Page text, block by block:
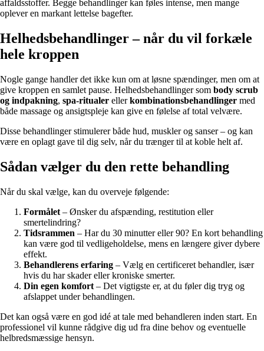
affaldsstoffer. Begge behandlinger kan føles intense, men mange
oplever en markant lettelse bagefter.
Helhedsbehandlinger – når du vil forkæle
hele kroppen
Nogle gange handler det ikke kun om at løsne spændinger, men om at
give kroppen en samlet pause. Helhedsbehandlinger som body scrub
og indpakning, spa-ritualer ellerkombinationsbehandlinger med
både massage og ansigtspleje kan give en følelse af total velvære.
Disse behandlinger stimulerer både hud, muskler og sanser – og kan
være en oplagt gave til dig selv, når du trænger til at koble helt af.
Sådan vælger du den rette behandling
Når du skal vælge, kan du overveje følgende:
Formålet – Ønsker du afspænding, restitution eller
smertelindring?
Tidsrammen – Har du 30 minutter eller 90? En kort behandling
kan være god til vedligeholdelse, mens en længere giver dybere
effekt.
Behandlerens erfaring – Vælg en certificeret behandler, især
hvis du har skader eller kroniske smerter.
Din egen komfort – Det vigtigste er, at du føler dig tryg og
afslappet under behandlingen.
Det kan også være en god idé at tale med behandleren inden start. En
professionel vil kunne rådgive dig ud fra dine behov og eventuelle
helbredsmæssige hensyn.